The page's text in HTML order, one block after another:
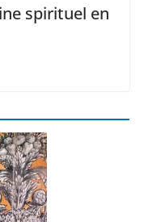
spirituel en